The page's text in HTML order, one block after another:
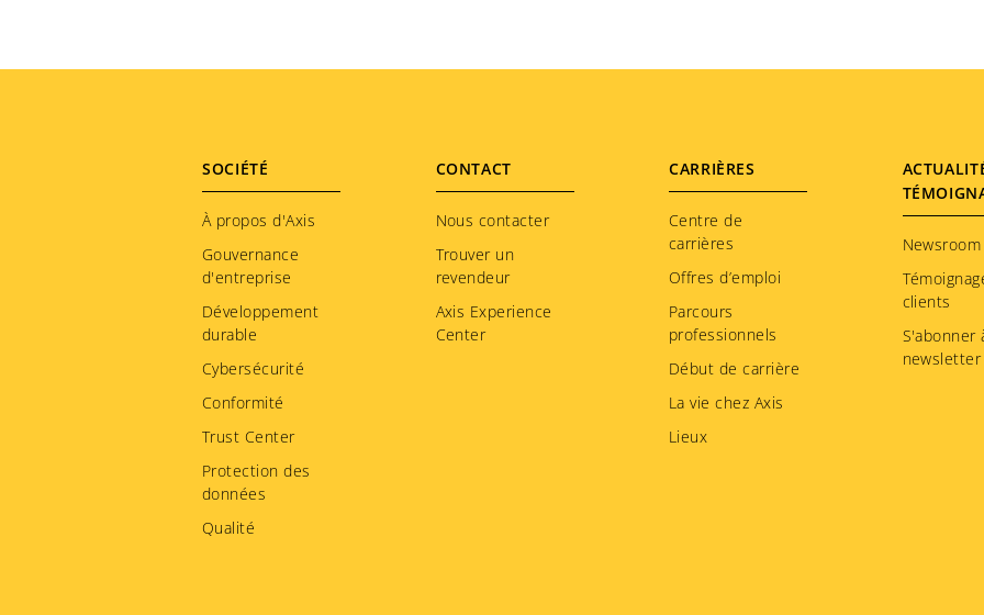
Footer
menu
SOCIÉTÉ
À propos d'Axis
Gouvernance
d'entreprise
Développement
durable
Cybersécurité
Conformité
Trust Center
Protection des
données
Qualité
CONTACT
Nous contacter
Trouver un
revendeur
Axis Experience
Center
CARRIÈRES
Centre de
carrières
Offres d’emploi
Parcours
professionnels
Début de carrière
La vie chez Axis
Lieux
Newsroom
clients
S'abonner
newsletter